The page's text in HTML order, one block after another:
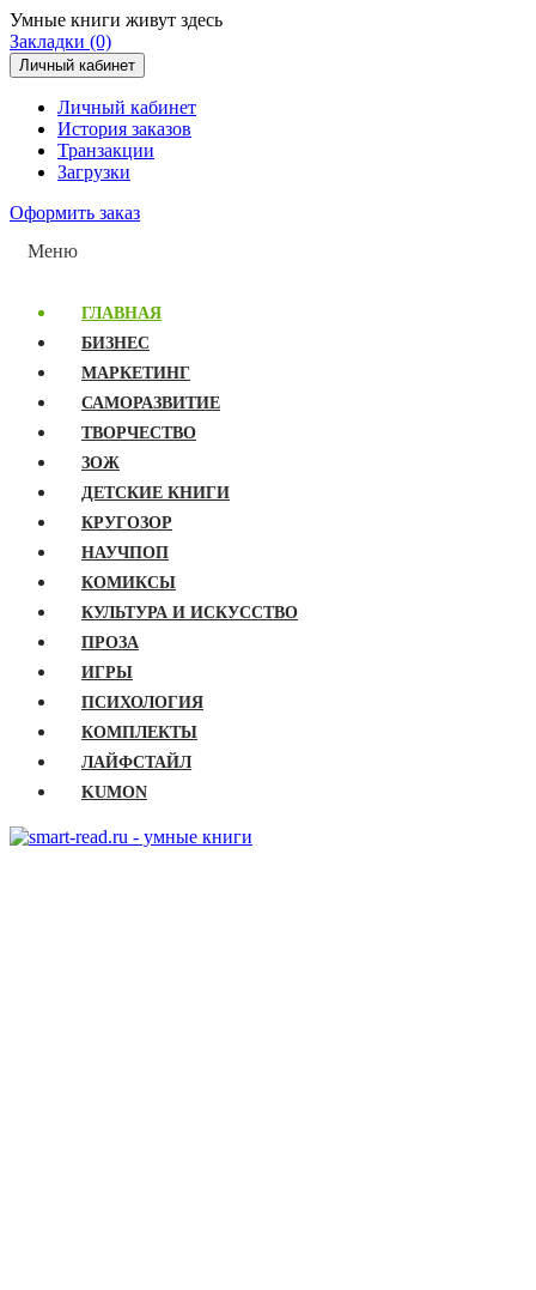
Умные книги живут здесь
Закладки (0)
Личный кабинет
Личный кабинет
История заказов
Транзакции
Загрузки
Оформить заказ
Меню
ГЛАВНАЯ
БИЗНЕС
МАРКЕТИНГ
САМОРАЗВИТИЕ
ТВОРЧЕСТВО
ЗОЖ
ДЕТСКИЕ КНИГИ
КРУГОЗОР
НАУЧПОП
КОМИКСЫ
КУЛЬТУРА И ИСКУССТВО
ПРОЗА
ИГРЫ
ПСИХОЛОГИЯ
КОМПЛЕКТЫ
ЛАЙФСТАЙЛ
KUMON